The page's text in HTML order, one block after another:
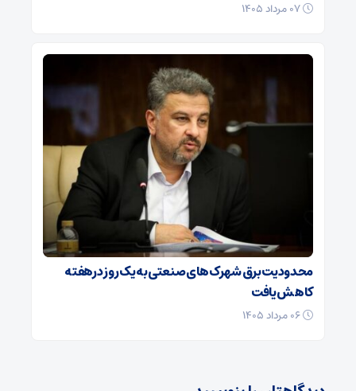
محدودیت برق شهرک‌های صنعتی به یک روز درهفته
کاهش یافت